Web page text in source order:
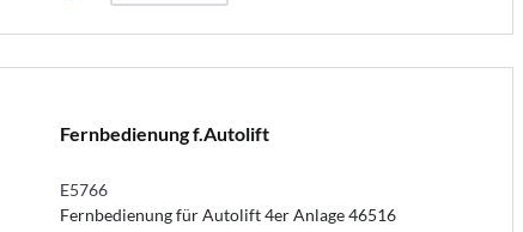
Fernbedienung f.Autolift
E5766
Fernbedienung für Autolift 4er Anlage 46516